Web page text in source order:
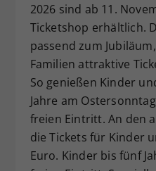
2026 sind ab 11.
Ticketshop erhältlich.
passend zum
Familien attraktive
So genießen Kinder
Jahre am
freien Eintritt. An den
die Tickets für Kinder
Euro. Kinder bis fünf